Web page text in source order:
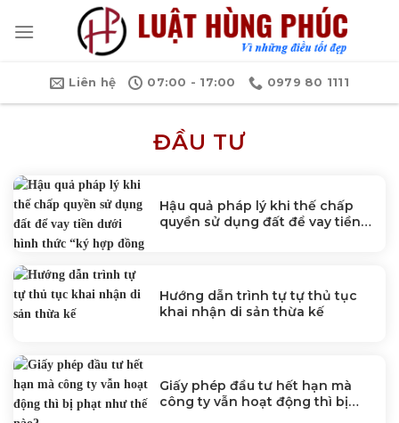
qua
Liên hệ 07:00 - 17:00 0979 80 1111
ĐẦU TƯ
Hậu quả pháp lý khi thế chấp
quyền sử dụng đất để vay tiền
Hướng dẫn trình tự tự thủ tục
khai nhận di sản thừa kế
Giấy phép đầu tư hết hạn mà
công ty vẫn hoạt động thì bị